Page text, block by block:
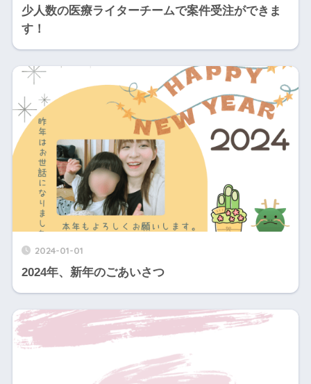
少人数の医療ライターチームで案件受注ができま
す！
2024-01-01
2024年、新年のごあいさつ